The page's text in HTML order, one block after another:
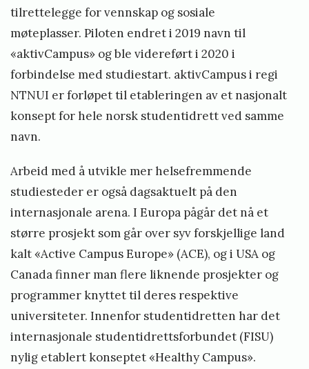
tilrettelegge for vennskap og sosiale
møteplasser. Piloten endret i 2019 navn til
«aktivCampus» og ble videreført i 2020 i
forbindelse med studiestart. aktivCampus i regi
NTNUI er forløpet til etableringen av et nasjonalt
konsept for hele norsk studentidrett ved samme
navn.
Arbeid med å utvikle mer helsefremmende
studiesteder er også dagsaktuelt på den
internasjonale arena. I Europa pågår det nå et
større prosjekt som går over syv forskjellige land
kalt «Active Campus Europe» (ACE), og i USA og
Canada finner man flere liknende prosjekter og
programmer knyttet til deres respektive
universiteter. Innenfor studentidretten har det
internasjonale studentidrettsforbundet (FISU)
nylig etablert konseptet «Healthy Campus».